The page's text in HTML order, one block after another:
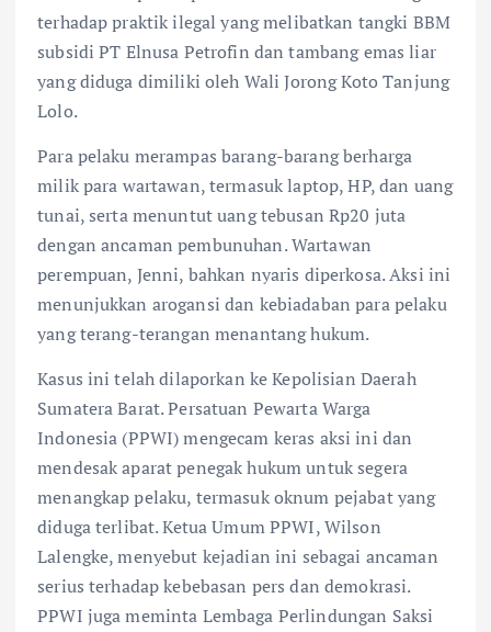
terhadap praktik ilegal yang melibatkan tangki BBM
subsidi PT Elnusa Petrofin dan tambang emas liar
yang diduga dimiliki oleh Wali Jorong Koto Tanjung
Lolo.
Para pelaku merampas barang-barang berharga
milik para wartawan, termasuk laptop, HP, dan uang
tunai, serta menuntut uang tebusan Rp20 juta
dengan ancaman pembunuhan. Wartawan
perempuan, Jenni, bahkan nyaris diperkosa. Aksi ini
menunjukkan arogansi dan kebiadaban para pelaku
yang terang-terangan menantang hukum.
Kasus ini telah dilaporkan ke Kepolisian Daerah
Sumatera Barat. Persatuan Pewarta Warga
Indonesia (PPWI) mengecam keras aksi ini dan
mendesak aparat penegak hukum untuk segera
menangkap pelaku, termasuk oknum pejabat yang
diduga terlibat. Ketua Umum PPWI, Wilson
Lalengke, menyebut kejadian ini sebagai ancaman
serius terhadap kebebasan pers dan demokrasi.
PPWI juga meminta Lembaga Perlindungan Saksi